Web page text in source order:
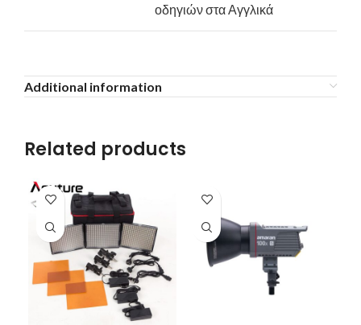
οδηγιών στα Αγγλικά
Additional information
Related products